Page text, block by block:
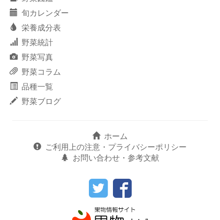
旬カレンダー
栄養成分表
野菜統計
野菜写真
野菜コラム
品種一覧
野菜ブログ
ホーム
ご利用上の注意・プライバシーポリシー
お問い合わせ・参考文献